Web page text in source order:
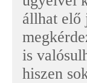
állhat elő
is
hiszen